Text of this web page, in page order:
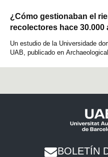
¿Cómo gestionaban el
recolectores hace 30.000
Un estudio de la Universidade
UAB, publicado en Archaeological
BOLETÍN